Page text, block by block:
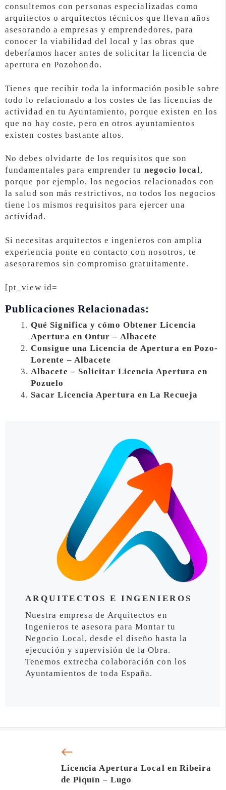
consultemos con personas especializadas como
arquitectos o arquitectos técnicos que llevan años
asesorando a empresas y emprendedores, para
conocer la viabilidad del local y las obras que
deberíamos hacer antes de solicitar la licencia de
apertura en Pozohondo.
Tienes que recibir toda la información posible sobre
todo lo relacionado a los costes de las licencias de
actividad en tu Ayuntamiento, porque existen en los
que no hay coste, pero en otros ayuntamientos
existen costes bastante altos.
No debes olvidarte de los requisitos que son
fundamentales para emprender tu negocio local,
porque por ejemplo, los negocios relacionados con
la salud son más restrictivos, no todos los negocios
tiene los mismos requisitos para ejercer una
actividad.
Si necesitas arquitectos e ingenieros con amplia
experiencia ponte en contacto con nosotros, te
asesoraremos sin compromiso gratuitamente.
[pt_view id=
Publicaciones Relacionadas:
Qué Significa y cómo Obtener Licencia
Apertura en Ontur – Albacete
Consigue una Licencia de Apertura en Pozo-
Lorente – Albacete
Albacete – Solicitar Licencia Apertura en
Pozuelo
Sacar Licencia Apertura en La Recueja
ARQUITECTOS E INGENIEROS
Nuestra empresa de Arquitectos en
Ingenieros te asesora para Montar tu
Negocio Local, desde el diseño hasta la
ejecución y supervisión de la Obra.
Tenemos extrecha colaboración con los
Ayuntamientos de toda España.
Licencia Apertura Local en Ribeira
de Piquín – Lugo